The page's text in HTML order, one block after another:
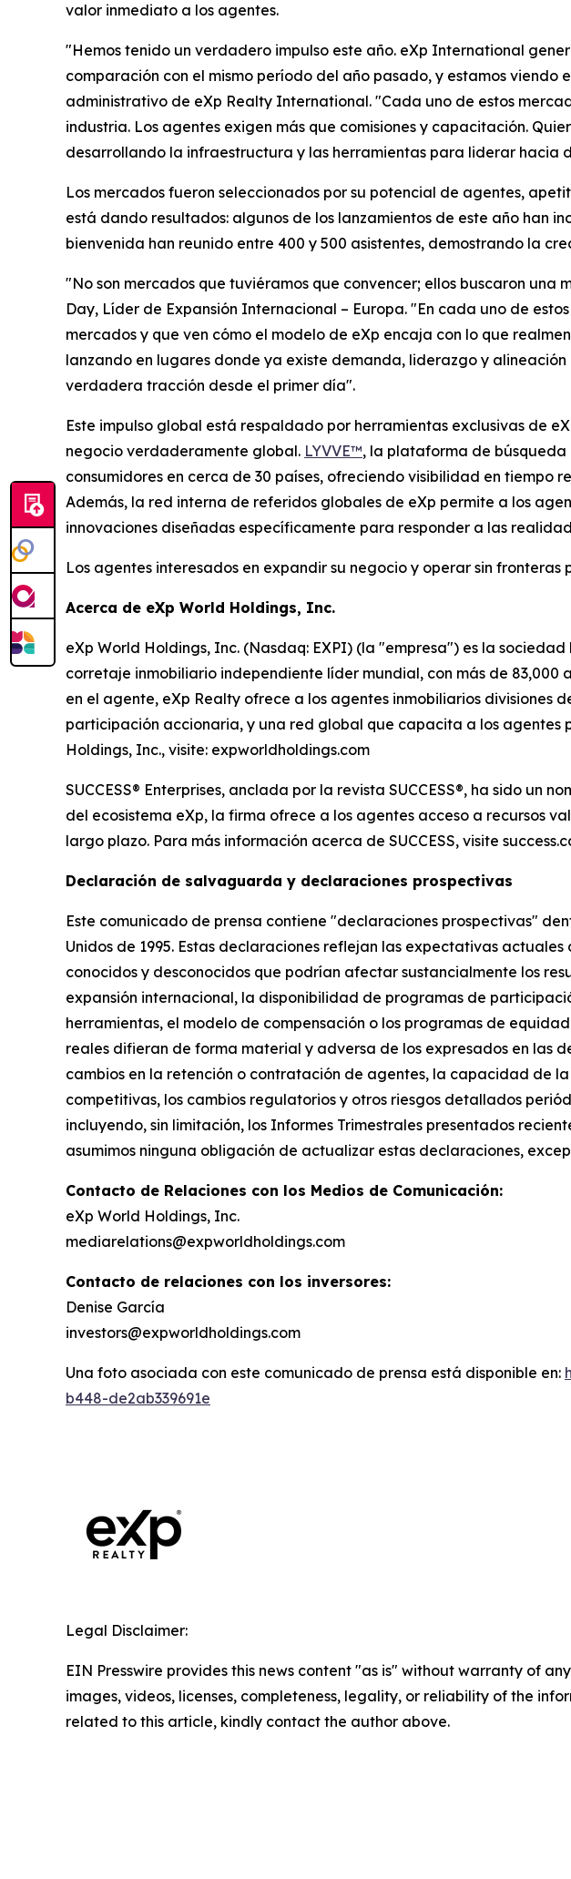
valor inmediato a los agentes.
"Hemos tenido un verdadero impulso este año. eXp International
comparación con el mismo período del año pasado, y estamos
administrativo de eXp Realty International. "Cada uno de estos
industria. Los agentes exigen más que comisiones y capacitación.
desarrollando la infraestructura y las herramientas para liderar hacia
Los mercados fueron seleccionados por su potencial de agentes,
está dando resultados: algunos de los lanzamientos de este año han
bienvenida han reunido entre 400 y 500 asistentes, demostrando la
"No son mercados que tuviéramos que convencer; ellos buscaron una
Day, Líder de Expansión Internacional – Europa. "En cada uno de
mercados y que ven cómo el modelo de eXp encaja con lo que
lanzando en lugares donde ya existe demanda, liderazgo y
verdadera tracción desde el primer día".
Este impulso global está respaldado por herramientas exclusivas de
negocio verdaderamente global. LYVVE™, la plataforma de
consumidores en cerca de 30 países, ofreciendo visibilidad en
Además, la red interna de referidos globales de eXp permite a los
innovaciones diseñadas específicamente para responder a las
Los agentes interesados en expandir su negocio y operar sin fronteras
Acerca de eXp World Holdings, Inc.
eXp World Holdings, Inc. (Nasdaq: EXPI) (la "empresa") es la
corretaje inmobiliario independiente líder mundial, con más de
en el agente, eXp Realty ofrece a los agentes inmobiliarios divisiones
participación accionaria, y una red global que capacita a los agentes
Holdings, Inc., visite: expworldholdings.com
SUCCESS® Enterprises, anclada por la revista SUCCESS®, ha sido un
del ecosistema eXp, la firma ofrece a los agentes acceso a recursos
largo plazo. Para más información acerca de SUCCESS, visite
Declaración de salvaguarda y declaraciones prospectivas
Este comunicado de prensa contiene "declaraciones prospectivas"
Unidos de 1995. Estas declaraciones reflejan las expectativas
conocidos y desconocidos que podrían afectar sustancialmente los
expansión internacional, la disponibilidad de programas de
herramientas, el modelo de compensación o los programas de
reales difieran de forma material y adversa de los expresados en las
cambios en la retención o contratación de agentes, la capacidad de
competitivas, los cambios regulatorios y otros riesgos detallados
incluyendo, sin limitación, los Informes Trimestrales presentados
asumimos ninguna obligación de actualizar estas declaraciones,
Contacto de Relaciones con los Medios de Comunicación:
eXp World Holdings, Inc.
mediarelations@expworldholdings.com
Contacto de relaciones con los inversores:
Denise García
investors@expworldholdings.com
Una foto asociada con este comunicado de prensa está disponible en:
b448-de2ab339691e
Legal Disclaimer:
EIN Presswire provides this news content "as is" without warranty of
images, videos, licenses, completeness, legality, or reliability of the
related to this article, kindly contact the author above.